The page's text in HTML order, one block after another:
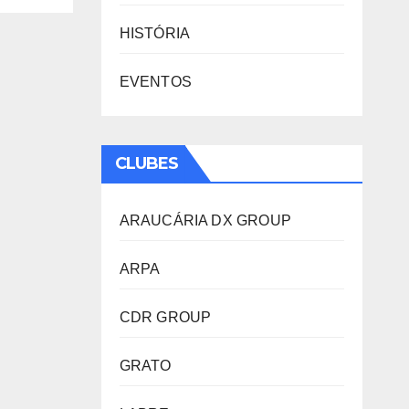
HISTÓRIA
EVENTOS
CLUBES
ARAUCÁRIA DX GROUP
ARPA
CDR GROUP
GRATO